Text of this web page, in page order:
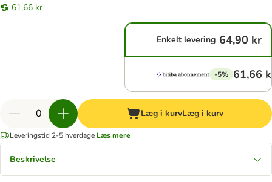
61,66 kr
Enkelt levering 64,90 kr
-5% 61,66
Læg i kurvLæg i kurv
Leveringstid 2-5 hverdage Læs mere
Beskrivelse